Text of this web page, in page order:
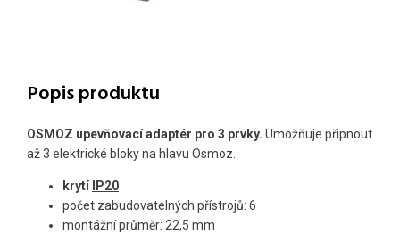
Popis produktu
OSMOZ upevňovací adaptér pro 3 prvky. Umožňuje připnout
až 3 elektrické bloky na hlavu Osmoz.
krytí IP20
počet zabudovatelných přístrojů: 6
montážní průměr: 22,5 mm